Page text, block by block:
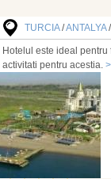
TURCIA/ANTALYA/
Hotelul este ideal
activitati pentru acestia.